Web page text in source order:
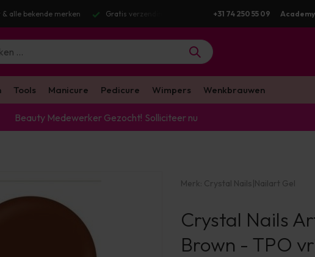
alle bekende merken Gratis verzending v.a. €100 excl. BTW Voor 16:00
+31 74 250 55 09 Academy
Tools Manicure Pedicure Wimpers Wenkbrauwen
Beauty Medewerker Gezocht! Solliciteer nu
Merk: Crystal Nails|Nailart Gel
Crystal Nails
Brown - TPO